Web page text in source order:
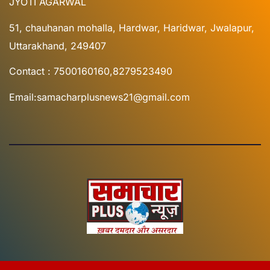
51, chauhanan mohalla, Hardwar, Haridwar, Jwalapur,
Uttarakhand, 249407
Contact : 7500160160,8279523490
Email:samacharplusnews21@gmail.com